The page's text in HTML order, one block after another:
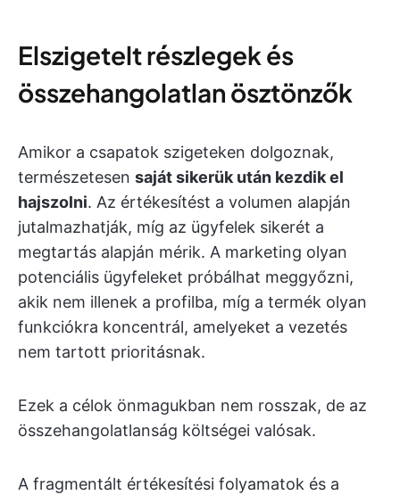
Elszigetelt részlegek és
összehangolatlan ösztönzők
Amikor a csapatok szigeteken dolgoznak,
természetesen saját sikerük után kezdik el
hajszolni. Az értékesítést a volumen alapján
jutalmazhatják, míg az ügyfelek sikerét a
megtartás alapján mérik. A marketing olyan
potenciális ügyfeleket próbálhat meggyőzni,
akik nem illenek a profilba, míg a termék olyan
funkciókra koncentrál, amelyeket a vezetés
nem tartott prioritásnak.
Ezek a célok önmagukban nem rosszak, de az
összehangolatlanság költségei valósak.
A fragmentált értékesítési folyamatok és a